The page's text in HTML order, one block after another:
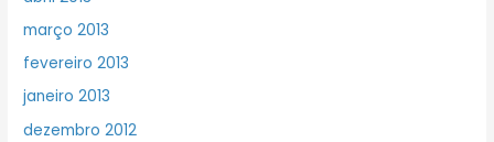
março 2013
fevereiro 2013
janeiro 2013
dezembro 2012